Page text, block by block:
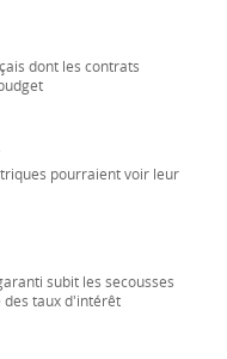
dont les contrats
pourraient voir leur
subit les secousses
des taux d'intérêt